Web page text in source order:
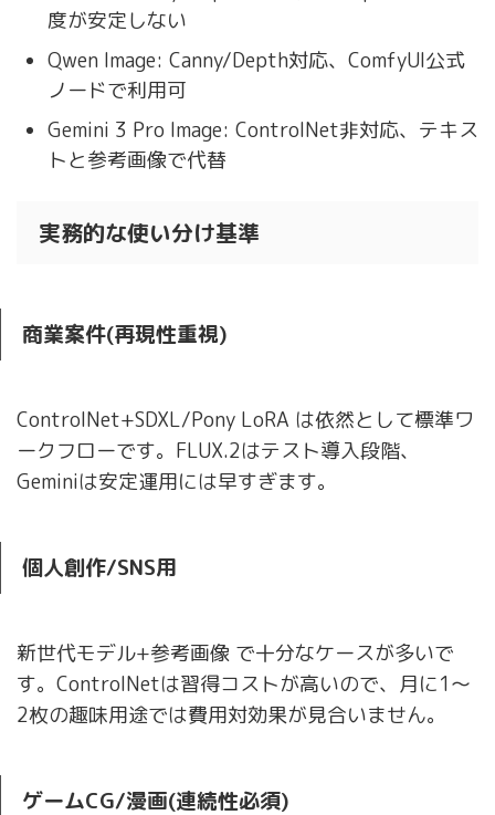
度が安定しない
Qwen Image: Canny/Depth対応、ComfyUI公式
ノードで利用可
Gemini 3 Pro Image: ControlNet非対応、テキス
トと参考画像で代替
実務的な使い分け基準
商業案件(再現性重視)
ControlNet+SDXL/Pony LoRA は依然として標準ワ
ークフローです。FLUX.2はテスト導入段階、
Geminiは安定運用には早すぎます。
個人創作/SNS用
新世代モデル+参考画像 で十分なケースが多いで
す。ControlNetは習得コストが高いので、月に1〜
2枚の趣味用途では費用対効果が見合いません。
ゲームCG/漫画(連続性必須)